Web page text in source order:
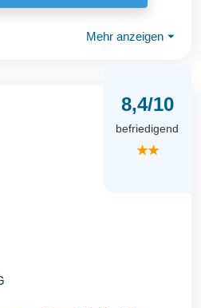
Mehr anzeigen ⏷
8,4/10
befriedigend
★★